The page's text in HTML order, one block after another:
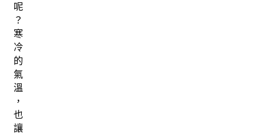
呢
？
寒
冷
的
氣
溫
，
也
讓